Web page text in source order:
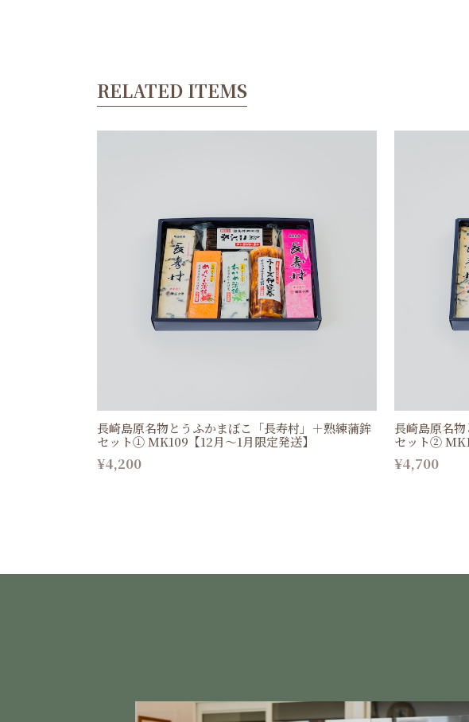
RELATED ITEMS
長崎島原名物とうふかまぼこ「長寿村」＋熟練蒲鉾
セット① MK109【12月〜1月限定発送】
¥4,200
長崎島原名
セット②
¥4,700